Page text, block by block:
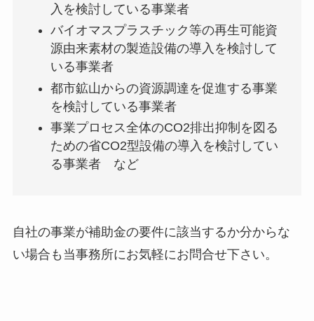
入を検討している事業者
バイオマスプラスチック等の再生可能資
源由来素材の製造設備の導入を検討して
いる事業者
都市鉱山からの資源調達を促進する事業
を検討している事業者
事業プロセス全体のCO2排出抑制を図る
ための省CO2型設備の導入を検討してい
る事業者 など
自社の事業が補助金の要件に該当するか分からな
い場合も当事務所にお気軽にお問合せ下さい。